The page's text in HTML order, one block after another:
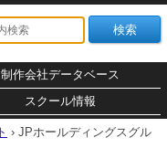
制作会社データベース
スクール情報
› JPホールディングスグル